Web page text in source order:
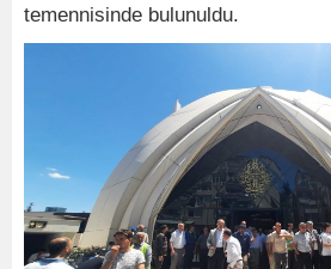
temennisinde bulunuldu.